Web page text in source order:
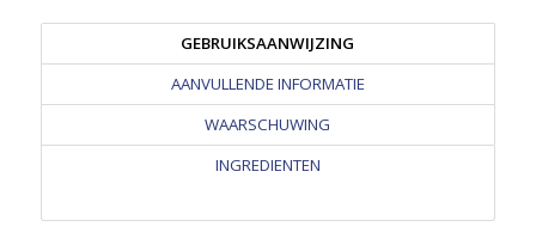
GEBRUIKSAANWIJZING
AANVULLENDE INFORMATIE
WAARSCHUWING
INGREDIENTEN